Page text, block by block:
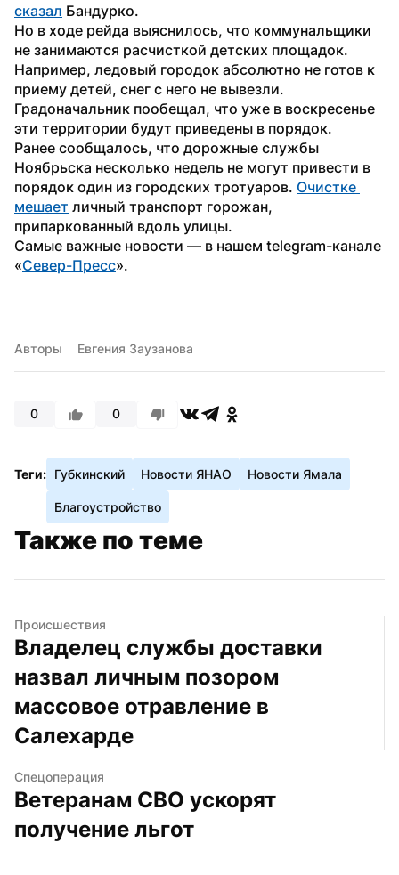
сказал Бандурко.
Но в ходе рейда выяснилось, что коммунальщики
не занимаются расчисткой детских площадок.
Например, ледовый городок абсолютно не готов к
приему детей, снег с него не вывезли.
Градоначальник пообещал, что уже в воскресенье
эти территории будут приведены в порядок.
Ранее сообщалось, что дорожные службы
Ноябрьска несколько недель не могут привести в
порядок один из городских тротуаров. Очистке
мешает личный транспорт горожан,
припаркованный вдоль улицы.
Самые важные новости — в нашем telegram-канале
«Север-Пресс».
Авторы Евгения Заузанова
0 0
Теги: Губкинский Новости ЯНАО Новости Ямала
Благоустройство
Также по теме
Происшествия
Владелец службы доставки
назвал личным позором
массовое отравление в
Салехарде
Спецоперация
Ветеранам СВО ускорят
получение льгот